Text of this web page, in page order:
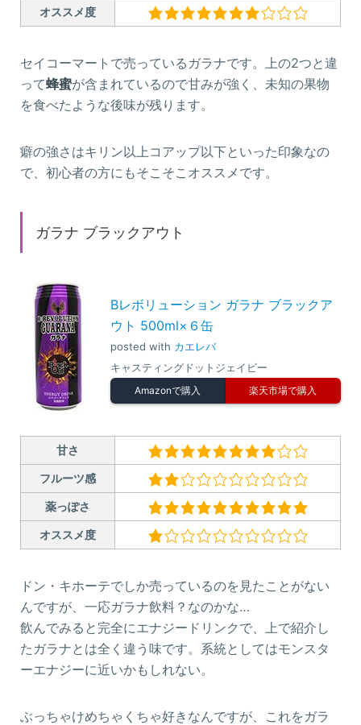
オススメ度
セイコーマートで売っているガラナです。上の2つと違
って蜂蜜が含まれているので甘みが強く、未知の果物
を食べたような後味が残ります。
癖の強さはキリン以上コアップ以下といった印象なの
で、初心者の方にもそこそこオススメです。
ガラナ ブラックアウト
Bレボリューション ガラナ ブラックア
ウト 500ml×６缶
posted with カエレバ
キャスティングドットジェイビー
Amazonで購入 楽天市場で購入
甘さ
フルーツ感
薬っぽさ
オススメ度
ドン・キホーテでしか売っているのを見たことがない
んですが、一応ガラナ飲料？なのかな…
飲んでみると完全にエナジードリンクで、上で紹介し
たガラナとは全く違う味です。系統としてはモンスタ
ーエナジーに近いかもしれない。
ぶっちゃけめちゃくちゃ好きなんですが、これをガラ